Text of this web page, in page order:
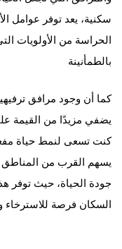
سكنية، يعد توفر عوامل
الحراسة من الأولويات
بالطمأنينة
كما أن وجود مرافق
يضفي مزيدًا من القيمة
كنت تسعى لنمط حياة
يسهم القرب من
جودة الحياة، حيث توفر
السكان فرصة للاسترخاء